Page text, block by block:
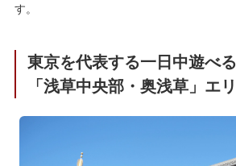
す。
東京を代表する一日中遊べ
「浅草中央部・奥浅草」エ